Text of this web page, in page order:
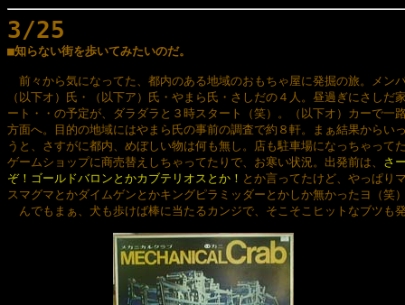
3/25
■知らない街を歩いてみたいのだ。
前々から気になってた、都内のある地域のおもちゃ屋に発掘の旅。メン
（以下オ）氏・（以下ア）氏・やまら氏・さしだの４人。昼過ぎにさしだ
ート・・の予定が、ダラダラと３時スタート（笑）。（以下オ）カーで一
方面へ。目的の地域にはやまら氏の事前の調査で約８軒。まぁ結果からい
うと、さすがに都内、めぼしい物は何も無し。店も駐車場になっちゃって
ゲームショップに商売替えしちゃってたりで、お寒い状況。出発前は、 さ
ぞ！ゴールドバロンとかカブテリオスとか！ とか言ってたけど、やっぱり
スマグマとかダイムゲンとかキングピラミッダーとかしか無かったヨ（笑
んでもまぁ、犬も歩けば棒に当たるカンジで、そこそこヒットなブツも